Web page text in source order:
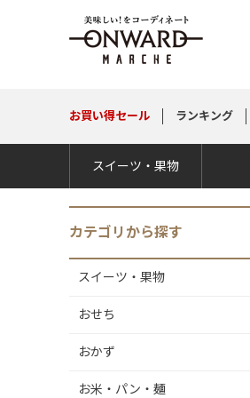
お買い得セール ランキング
スイーツ・果物
カテゴリから探す
スイーツ・果物
おせち
おかず
お米・パン・麺